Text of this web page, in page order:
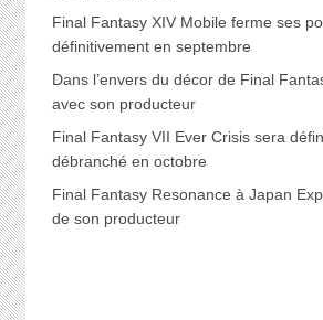
Final Fantasy XIV Mobile ferme ses
définitivement en septembre
Dans l’envers du décor de Final
avec son producteur
Final Fantasy VII Ever Crisis sera
débranché en octobre
Final Fantasy Resonance à Japan
de son producteur